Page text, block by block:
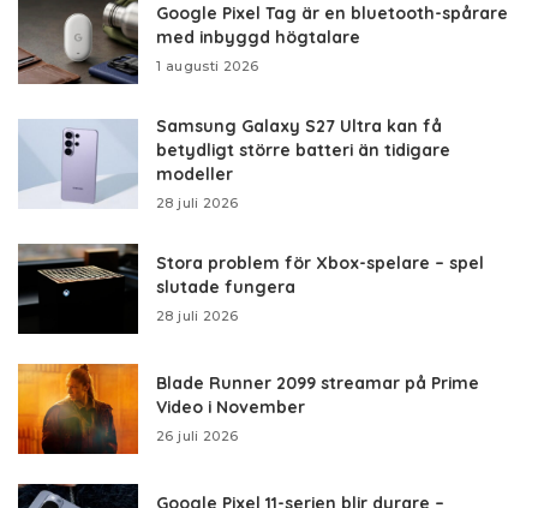
Google Pixel Tag är en bluetooth-spårare
med inbyggd högtalare
1 augusti 2026
Samsung Galaxy S27 Ultra kan få
betydligt större batteri än tidigare
modeller
28 juli 2026
Stora problem för Xbox-spelare – spel
slutade fungera
28 juli 2026
Blade Runner 2099 streamar på Prime
Video i November
26 juli 2026
Google Pixel 11-serien blir dyrare –